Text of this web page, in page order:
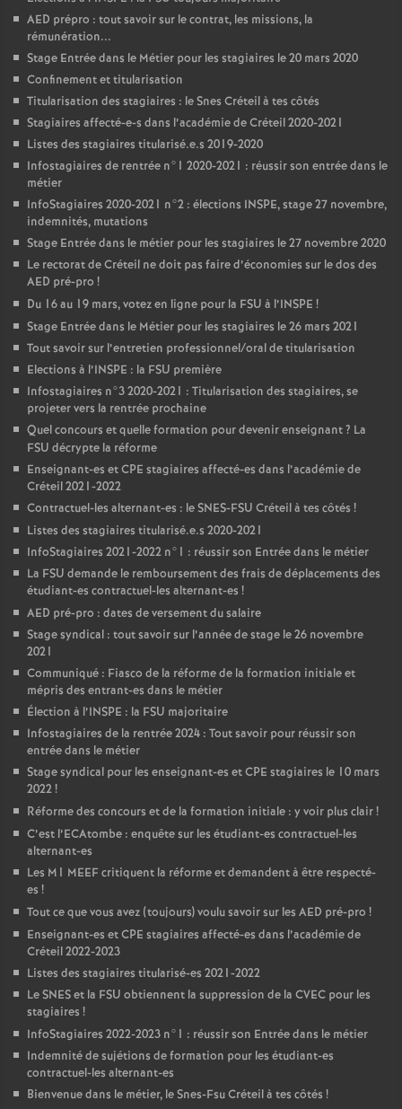
AED prépro : tout savoir sur le contrat, les missions, la
rémunération...
Stage Entrée dans le Métier pour les stagiaires le 20 mars 2020
Confinement et titularisation
Titularisation des stagiaires : le Snes Créteil à tes côtés
Stagiaires affecté-e-s dans l’académie de Créteil 2020-2021
Listes des stagiaires titularisé.e.s 2019-2020
Infostagiaires de rentrée n°1 2020-2021 : réussir son entrée dans le
métier
InfoStagiaires 2020-2021 n°2 : élections INSPE, stage 27 novembre,
indemnités, mutations
Stage Entrée dans le métier pour les stagiaires le 27 novembre 2020
Le rectorat de Créteil ne doit pas faire d’économies sur le dos des
AED pré-pro !
Du 16 au 19 mars, votez en ligne pour la FSU à l’INSPE !
Stage Entrée dans le Métier pour les stagiaires le 26 mars 2021
Tout savoir sur l’entretien professionnel/oral de titularisation
Elections à l’INSPE : la FSU première
Infostagiaires n°3 2020-2021 : Titularisation des stagiaires, se
projeter vers la rentrée prochaine
Quel concours et quelle formation pour devenir enseignant? La
FSU décrypte la réforme
Enseignant-es etCPE stagiaires affecté-es dans l’académie de
Créteil 2021-2022
Contractuel-les alternant-es : leSNES-FSU Créteil à tes côtés !
Listes des stagiaires titularisé.e.s 2020-2021
InfoStagiaires 2021-2022 n°1 : réussir son Entrée dans le métier
La FSU demande le remboursement des frais de déplacements des
étudiant-es contractuel-les alternant-es !
AED pré-pro : dates de versement du salaire
Stage syndical : tout savoir sur l’année de stage le 26 novembre
2021
Communiqué : Fiasco de la réforme de la formation initiale et
mépris des entrant-es dans le métier
Élection à l’INSPE : la FSU majoritaire
Infostagiaires de la rentrée 2024 : Tout savoir pour réussir son
entrée dans le métier
Stage syndical pour les enseignant-es etCPE stagiaires le 10 mars
2022!
Réforme des concours et de la formation initiale : y voir plus clair!
C’est l’ECAtombe : enquête sur les étudiant-es contractuel-les
alternant-es
Les M1 MEEFcritiquent la réforme et demandent à être respecté-
es !
Tout ce que vous avez (toujours) voulu savoir sur les AED pré-pro !
Enseignant-es etCPE stagiaires affecté-es dans l’académie de
Créteil 2022-2023
Listes des stagiaires titularisé-es 2021-2022
LeSNESet la FSU obtiennent la suppression de la CVEC pour les
stagiaires !
InfoStagiaires 2022-2023 n°1 : réussir son Entrée dans le métier
Indemnité de sujétions de formation pour les étudiant-es
contractuel-les alternant-es
Bienvenue dans le métier, le Snes-Fsu Créteil à tes côtés !